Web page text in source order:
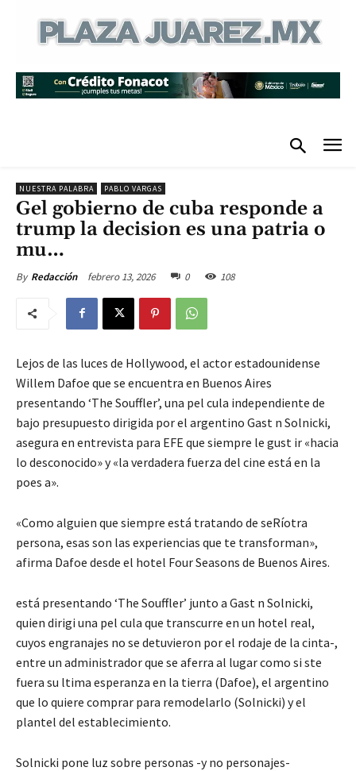
NUESTRA PALABRA PABLO VARGAS
Gel gobierno de cuba responde a
trump la decision es una patria o
mu…
By Redacción febrero 13, 2026 0 108
Lejos de las luces de Hollywood, el actor estadounidense
Willem Dafoe que se encuentra en Buenos Aires
presentando ‘The Souffler’, una pel cula independiente de
bajo presupuesto dirigida por el argentino Gast n Solnicki,
asegura en entrevista para EFE que siempre le gust ir «hacia
lo desconocido» y «la verdadera fuerza del cine está en la
poes a».
«Como alguien que siempre está tratando de seRíotra
persona, esas son las experiencias que te transforman»,
afirma Dafoe desde el hotel Four Seasons de Buenos Aires.
está presentando ‘The Souffler’ junto a Gast n Solnicki,
quien dirigi una pel cula que transcurre en un hotel real,
cuyos engranajes no se detuvieron por el rodaje de la cinta-,
entre un administrador que se aferra al lugar como si ste
fuera su ltima esperanza en la tierra (Dafoe), el argentino
que lo quiere comprar para remodelarlo (Solnicki) y el
plantel del establecimiento.
Solnicki pone luz sobre personas -y no personajes-